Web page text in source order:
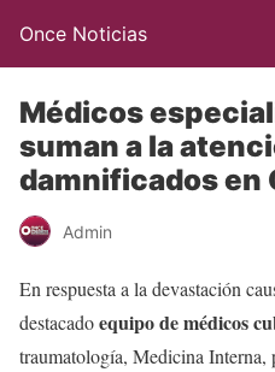
Once Noticias
Médicos
suman a la
damnificados en
Admin
En respuesta a la devastación
destacadoequipo de médicos
traumatología, Medicina